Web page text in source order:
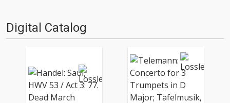
Digital Catalog